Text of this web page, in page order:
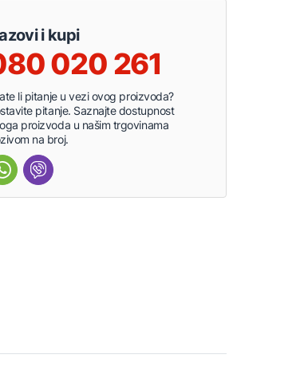
i kupi
020 261
li pitanje u vezi ovog proizvoda?
pitanje. Saznajte dostupnost
proizvoda u našim trgovinama
na broj.